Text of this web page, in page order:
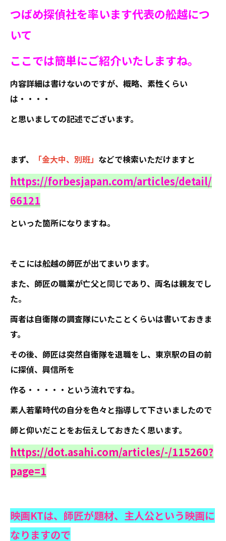
つばめ探偵社を率います代表の舩越につ
いて
ここでは簡単にご紹介いたしますね。
内容詳細は書けないのですが、概略、素性くらい
は・・・・
と思いましての記述でございます。
まず、 「金大中、別班」 などで検索いただけますと
https://forbesjapan.com/articles/detail/
66121
といった箇所になりますね。
そこには舩越の師匠が出てまいります。
また、師匠の職業が亡父と同じであり、両名は親友でし
た。
両者は自衛隊の調査隊にいたことくらいは書いておきま
す。
その後、師匠は突然自衛隊を退職をし、東京駅の目の前
に探偵、興信所を
作る・・・・・という流れですね。
素人若輩時代の自分を色々と指導して下さいましたので
師と仰いだことをお伝えしておきたく思います。
https://dot.asahi.com/articles/-/115260?
page=1
映画KTは、師匠が題材、主人公という映画に
なりますので